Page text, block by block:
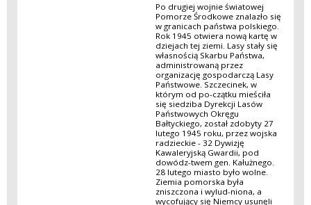
Po drugiej wojnie światowej
Pomorze Środkowe znalazło się
w granicach państwa polskiego.
Rok 1945 otwiera nową kartę w
dziejach tej ziemi. Lasy stały się
własnością Skarbu Państwa,
administrowaną przez
organizację gospodarczą Lasy
Państwowe. Szczecinek, w
którym od po-czątku mieściła
się siedziba Dyrekcji Lasów
Państwowych Okręgu
Bałtyckiego, został zdobyty 27
lutego 1945 roku, przez wojska
radzieckie - 32 Dywizję
Kawaleryjską Gwardii, pod
dowódz-twem gen. Kałużnego.
28 lutego miasto było wolne.
Ziemia pomorska była
zniszczona i wylud-niona, a
wycofujący się Niemcy usunęli